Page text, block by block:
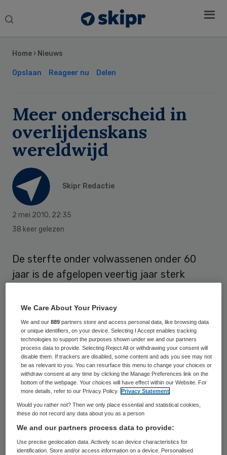
Search
Home › Nieuws
Opslaan Reageer nu Delen
Meer onderscheid in
overlijdenskans
wereldwijd
Skipr Redactie
2 mei 2010, 22:35
38 keer gelezen
De sterfte onder volwassenen onder 60
jaar is de afgelopen veertig jaar sterk
landen zijn juist sterk toegenomen. Dat
blijkt uit een onderzoek onder leiding van
Christopher Murray van de Universiteit van
Washington in de Amerikaanse stad Seattle.
De resultaten zijn gepubliceerd in het
gerenommeerde Britse medische tijdschrift
The Lancet.
Nederland vierde bij de mannen
Sidebar
We Care About Your Privacy
We and our889 partners store and access personal data, like browsing data
or unique identifiers, on your device. Selecting I Accept enables tracking
technologies to support the purposes shown under we and our partners
process data to provide. Selecting Reject All or withdrawing your consent will
disable them. If trackers are disabled, some content and ads you see may not
be as relevant to you. You can resurface this menu to change your choices or
withdraw consent at any time by clicking the Manage Preferences link on the
bottom of the webpage. Your choices will have effect within our Website. For
more details, refer to our Privacy Policy.
Privacy Statement
Would you rather not? Then we only place essential and statistical cookies,
these do not record any data about you as a person
We and our partners process data to provide:
Use precise geolocation data. Actively scan device characteristics for
identification. Store and/or access information on a device. Personalised